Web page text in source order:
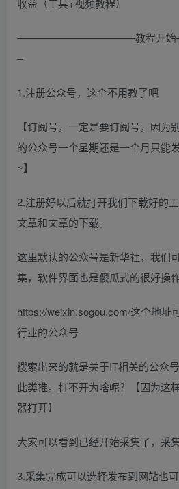
———————————–教程开
–
1.注册公众号，这个不用教了吧
【订阅号，一定是要订阅号，因为
的公众号一个星期还是一个月只能
~】
2.注册好以后就打开我们下载好的
文章和文章的下载。
这里默认的公众号是新华社，我们
集，软件界面也是傻瓜式的很好操
https://weixin.sogou.com/这个地址
行业的公众号
搜索出来的就是关于IT相关的公众
此类推。打不开为啥呢？【因为这
器打开】
大家可以看到已经开始采集了，采
3.采集完成可以选择发布到网站也